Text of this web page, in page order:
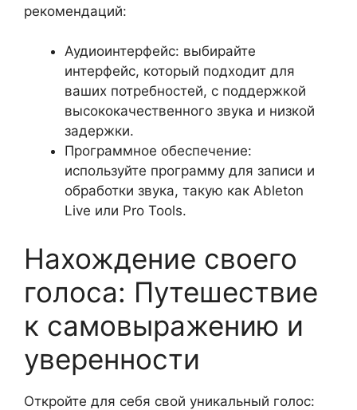
рекомендаций:
Аудиоинтерфейс: выбирайте
интерфейс, который подходит для
ваших потребностей, с поддержкой
высококачественного звука и низкой
задержки.
Программное обеспечение:
используйте программу для записи и
обработки звука, такую как Ableton
Live или Pro Tools.
Нахождение своего
голоса: Путешествие
к самовыражению и
уверенности
Откройте для себя свой уникальный голос: